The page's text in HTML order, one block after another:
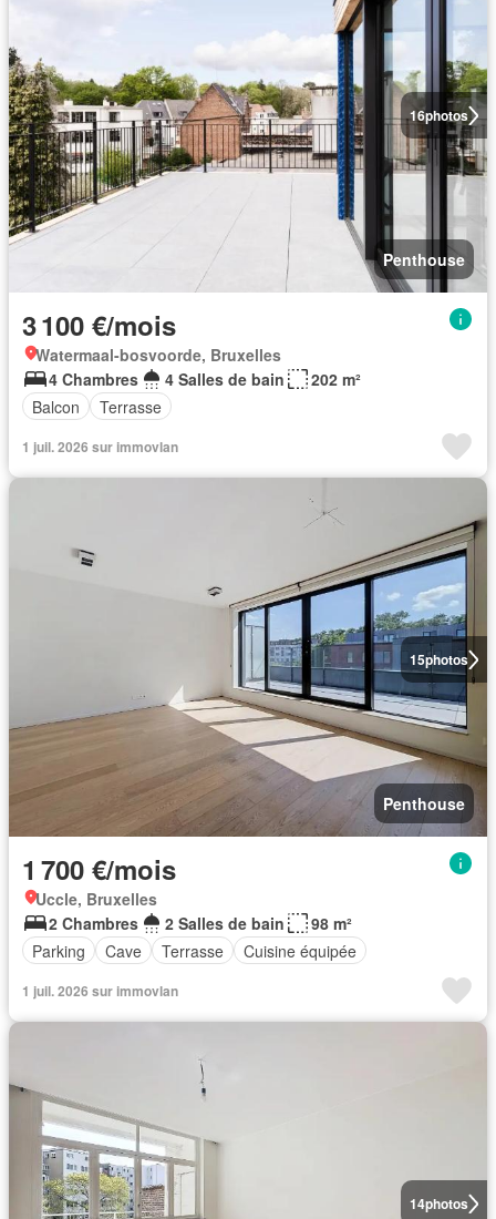
16photos
Penthouse
3 100 €/mois
Watermaal-bosvoorde, Bruxelles
4 Chambres
4 Salles de bain
202 m²
Balcon
Terrasse
1 juil. 2026 sur immovlan
15photos
Penthouse
1 700 €/mois
Uccle, Bruxelles
2 Chambres
2 Salles de bain
98 m²
Parking
Cave Terrasse Cuisine équipée
1 juil. 2026 sur immovlan
14photos